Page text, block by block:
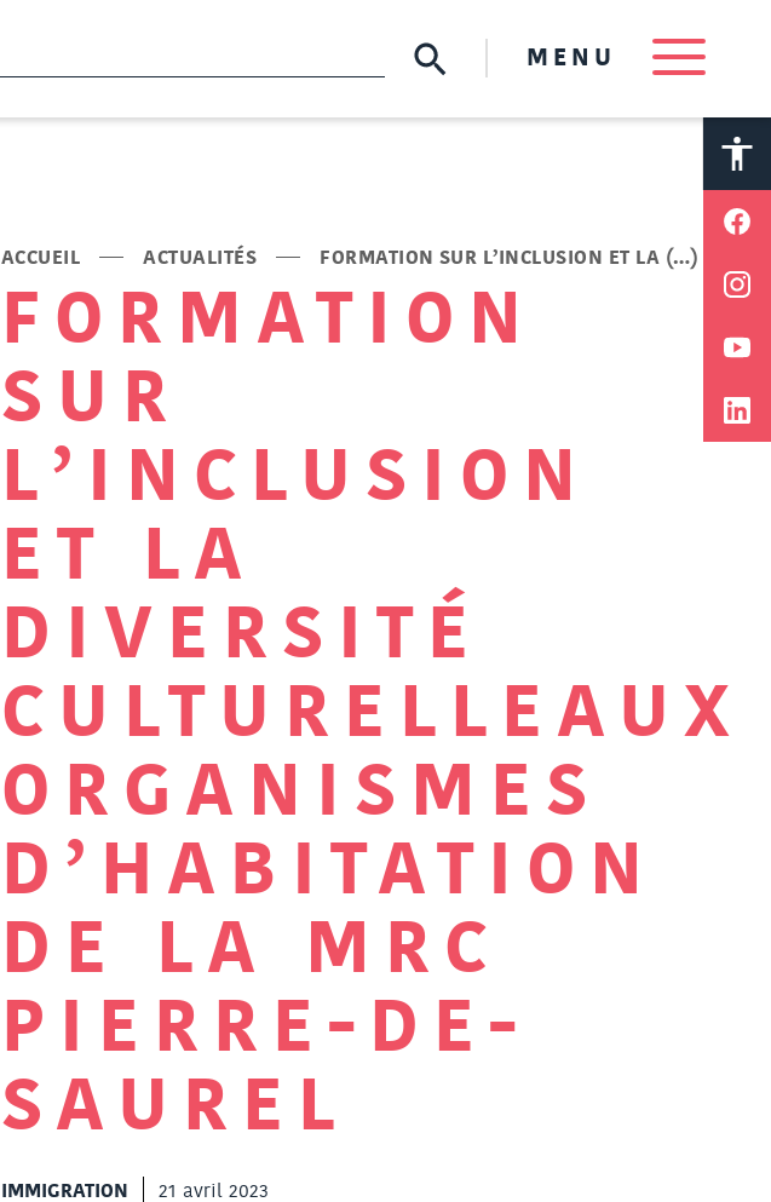
MENU
A A
ACCUEIL ACTUALITÉS FORMATION SUR L’INCLUSION ET LA (…)
FORMATION
SUR
L’INCLUSION
ET LA
DIVERSITÉ
CULTURELLEAUX
ORGANISMES
D’HABITATION
DE LA MRC
PIERRE-DE-
SAUREL
IMMIGRATION 21 avril 2023